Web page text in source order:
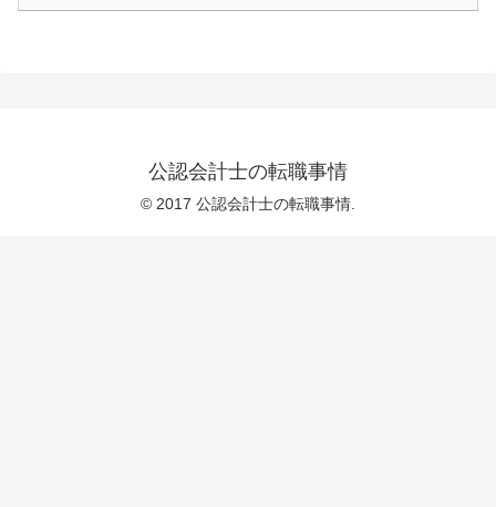
公認会計士の転職事情
© 2017 公認会計士の転職事情.